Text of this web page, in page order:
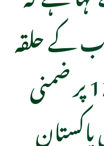
کے حلقہ
این اے 129 پر ضمنی